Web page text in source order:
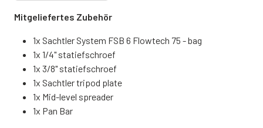
Mitgeliefertes Zubehör
1x Sachtler System FSB 6 Flowtech 75 - bag
1x 1/4" statiefschroef
1x 3/8" statiefschroef
1x Sachtler tripod plate
1x Mid-level spreader
1x Pan Bar